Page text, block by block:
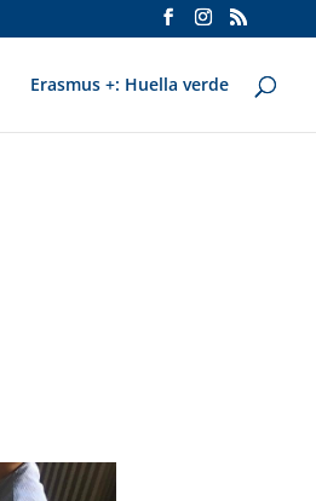
Erasmus +: Huella verde